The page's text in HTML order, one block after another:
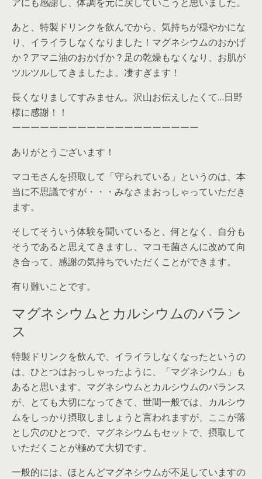
あと、特製ドリンクを飲んでから、気持ちが穏やかにな
り、イライラしなくなりました！マグネシウムのおかげ
か？アマニ油のおかげか？足の乾燥もなくなり、お肌が
ツルツルしてきましたよ。凄すぎます！
長くなりましてすみません。沢山お伝えしたくて…日野
様に感謝！！
ーーーーーーーーーーーーーーーーーーーー
ありがとうございます！
マコモさんを摂取して「守られている」というのは、本
当に不思議ですが・・・みなさまおっしゃっていただき
ます。
そしてそういう体験を聞いていると、何となく、自分も
そうであると思えてきますし、マコモ菌さんに改めて向
き合って、感謝の気持ちでいただくことができます。
有り難いことです。
マグネシウムとカルシウムのバラン
ス
特製ドリンクを飲んで、イライラしなくなったというの
は、ひとつはおっしゃったように、「マグネシウム」も
あると思います。マグネシウムとカルシウムのバランス
が、とても大切になってきて、世間一般では、カルシウ
ムをしっかり摂取しましょうと言われますが、ここが落
とし穴のひとつで、マグネシウムもセットで、摂取して
いただくことが極めて大切です。
一般的には、ほとんどマグネシウムが不足していますの